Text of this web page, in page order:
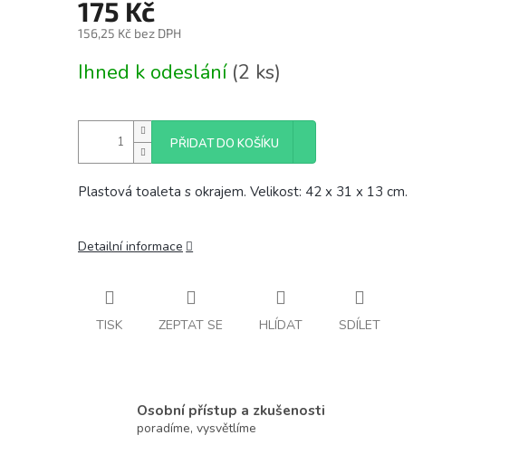
175 Kč
156,25 Kč bez DPH
cena:
Ihned k odeslání (2 ks)
PŘIDAT DO KOŠÍKU
Plastová toaleta s okrajem. Velikost: 42 x 31 x 13 cm.
Detailní informace
TISK ZEPTAT SE HLÍDAT SDÍLET
Osobní přístup a zkušenosti
poradíme, vysvětlíme